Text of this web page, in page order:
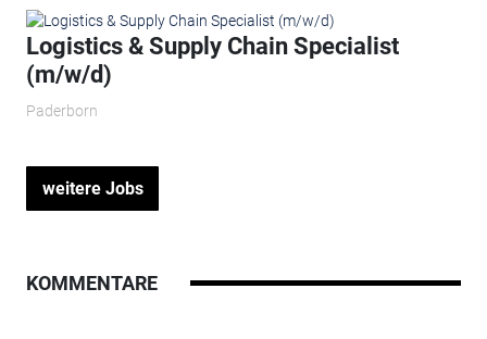
Logistics & Supply Chain Specialist
(m/w/d)
Paderborn
weitere Jobs
KOMMENTARE